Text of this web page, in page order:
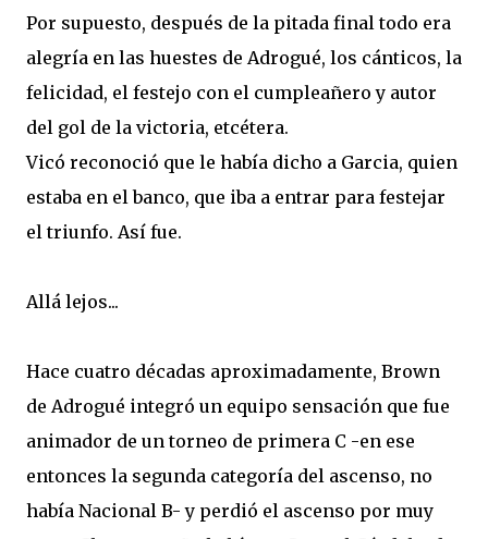
Por supuesto, después de la pitada final todo era
alegría en las huestes de Adrogué, los cánticos, la
felicidad, el festejo con el cumpleañero y autor
del gol de la victoria, etcétera.
Vicó reconoció que le había dicho a Garcia, quien
estaba en el banco, que iba a entrar para festejar
el triunfo. Así fue.
Allá lejos...
Hace cuatro décadas aproximadamente, Brown
de Adrogué integró un equipo sensación que fue
animador de un torneo de primera C -en ese
entonces la segunda categoría del ascenso, no
había Nacional B- y perdió el ascenso por muy